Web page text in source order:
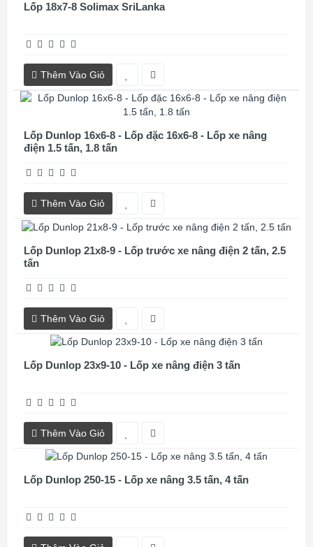
Lốp 18x7-8 Solimax SriLanka
Thêm Vào Giỏ
Lốp Dunlop 16x6-8 - Lốp đặc 16x6-8 - Lốp xe nâng
điện 1.5 tấn, 1.8 tấn
Thêm Vào Giỏ
Lốp Dunlop 21x8-9 - Lốp trước xe nâng điện 2 tấn, 2.5
tấn
Thêm Vào Giỏ
Lốp Dunlop 23x9-10 - Lốp xe nâng điện 3 tấn
Thêm Vào Giỏ
Lốp Dunlop 250-15 - Lốp xe nâng 3.5 tấn, 4 tấn